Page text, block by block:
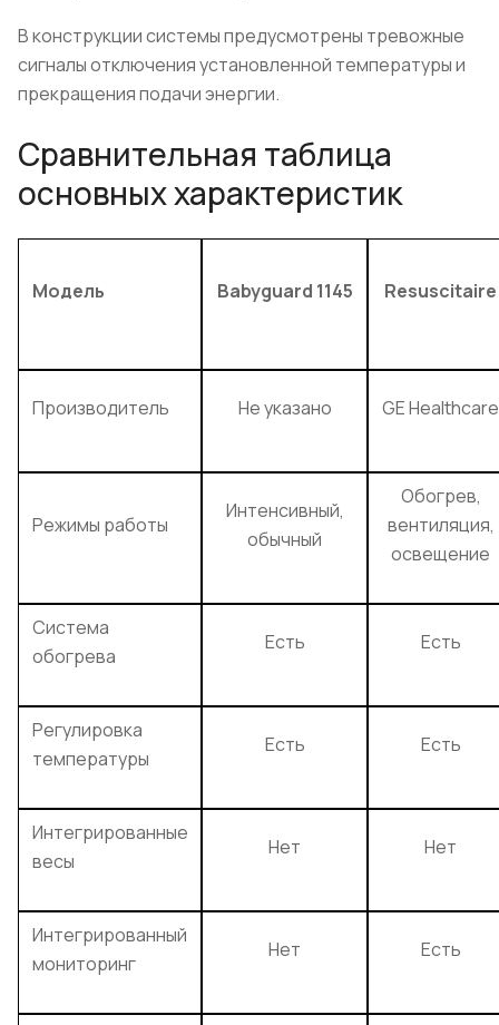
В конструкции системы предусмотрены тревожные
сигналы отключения установленной температуры и
прекращения подачи энергии.
Сравнительная таблица
основных характеристик
Модель Babyguard 1145 Resuscitaire
Производитель Не указано GE Healthcare
Режимы работы
Интенсивный,
обычный
Обогрев,
вентиляция,
освещение
Система
обогрева
Есть Есть
Регулировка
температуры
Есть Есть
Интегрированные
весы
Нет Нет
Интегрированный
мониторинг
Нет Есть